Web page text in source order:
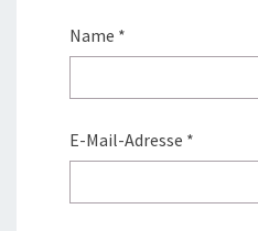
Name *
E-Mail-Adresse *